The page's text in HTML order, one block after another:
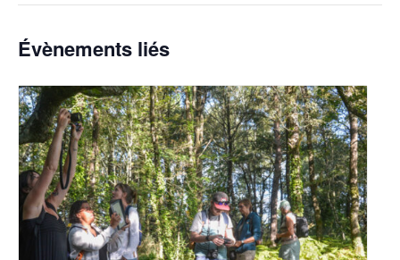
Évènements liés